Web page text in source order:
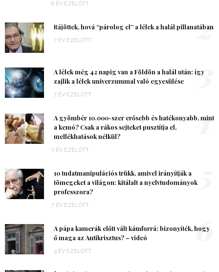
6 ÉV EZELŐTT
Rájöttek, hová “párolog el” a lélek a halál pillanatában
7 ÉV EZELŐTT 2
A lélek még 42 napig van a Földön a halál után: így
zajlik a lélek univerzummal való egyesülése
7 ÉV EZELŐTT
3
A gyömbér 10.000-szer erősebb és hatékonyabb, mint
a kemó? Csak a rákos sejteket pusztítja el,
mellékhatások nélkül?
7 ÉV EZELŐTT
4
10 tudatmanipulációs trükk, amivel irányítják a
tömegeket a világon: kitálalt a nyelvtudományok
professzora?
7 ÉV EZELŐTT
A pápa kamerák előtt vált kámforrá: bizonyíték, hogy
ő maga az Antikrisztus? – videó
5 ÉV EZELŐTT
6